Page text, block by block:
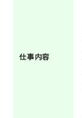
仕事内容